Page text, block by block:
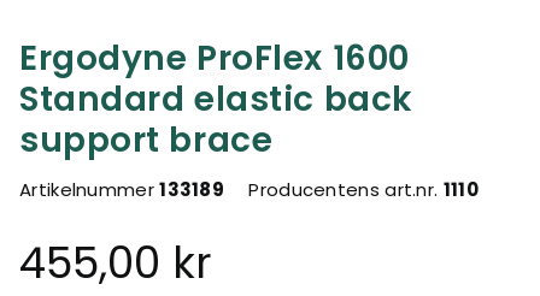
Ergodyne ProFlex 1600
Standard elastic back
support brace
Artikelnummer133189 Producentens art.nr. 1110
455,00 kr